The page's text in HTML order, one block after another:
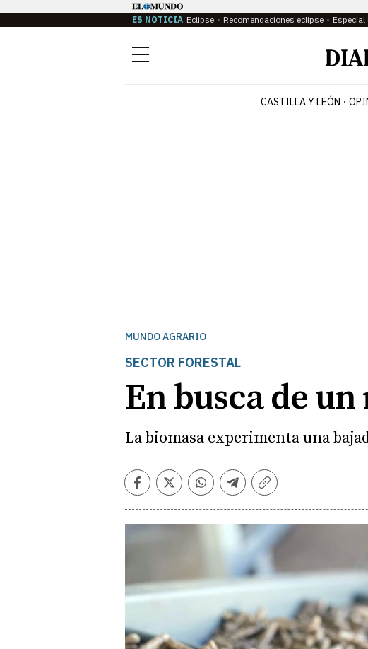
ES NOTICIA Eclipse Recomendaciones eclipse Especial
Menú
CASTILLA Y LEÓN
MUNDO AGRARIO
SECTOR FORESTAL
En busca de un
La biomasa experimenta una
Facebook
TwitterWhatsapp
Telegram
Copiar